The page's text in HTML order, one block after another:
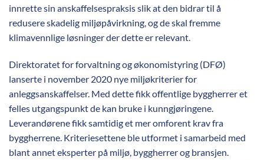
innrette sin anskaffelsespraksis slik at den bidrar til å
redusere skadelig miljøpåvirkning, og de skal fremme
klimavennlige løsninger der dette er relevant.
Direktoratet for forvaltning og økonomistyring (DFØ)
lanserte i november 2020 nye miljøkriterier for
anleggsanskaffelser. Med dette fikk offentlige byggherrer et
felles utgangspunkt de kan bruke i kunngjøringene.
Leverandørene fikk samtidig et mer omforent krav fra
byggherrene. Kriteriesettene ble utformet i samarbeid med
blant annet eksperter på miljø, byggherrer og bransjen.